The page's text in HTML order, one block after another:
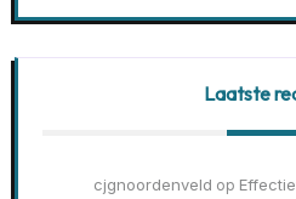
Laatste
cjgnoordenveld op